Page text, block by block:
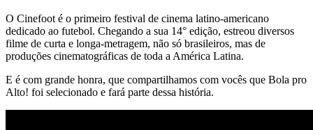
O Cinefoot é o primeiro festival de cinema latino-americano
dedicado ao futebol. Chegando a sua 14° edição, estreou diversos
filme de curta e longa-metragem, não só brasileiros, mas de
produções cinematográficas de toda a América Latina.
E é com grande honra, que compartilhamos com vocês que Bola pro
Alto! foi selecionado e fará parte dessa história.